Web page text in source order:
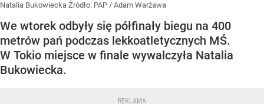
Natalia Bukowiecka Źródło: PAP / Adam Warżawa
We wtorek odbyły się półfinały biegu na 400
metrów pań podczas lekkoatletycznych MŚ.
W Tokio miejsce w finale wywalczyła Natalia
Bukowiecka.